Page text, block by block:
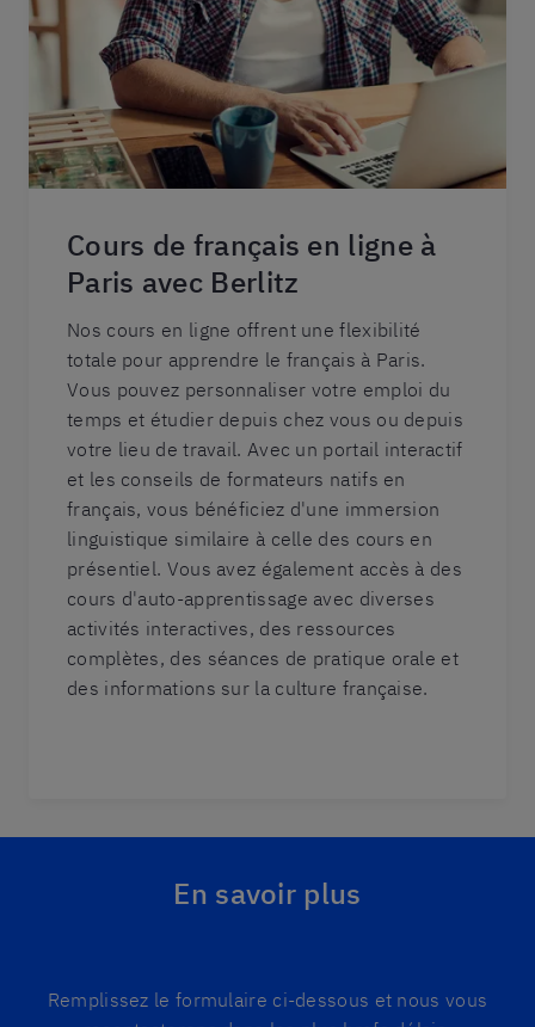
Cours de français en ligne à
Paris avec Berlitz
Nos cours en ligne offrent une flexibilité
totale pour apprendre le français à Paris.
Vous pouvez personnaliser votre emploi du
temps et étudier depuis chez vous ou depuis
votre lieu de travail. Avec un portail interactif
et les conseils de formateurs natifs en
français, vous bénéficiez d'une immersion
linguistique similaire à celle des cours en
présentiel. Vous avez également accès à des
cours d'auto-apprentissage avec diverses
activités interactives, des ressources
complètes, des séances de pratique orale et
des informations sur la culture française.
En savoir plus
Remplissez le formulaire ci-dessous et nous vous